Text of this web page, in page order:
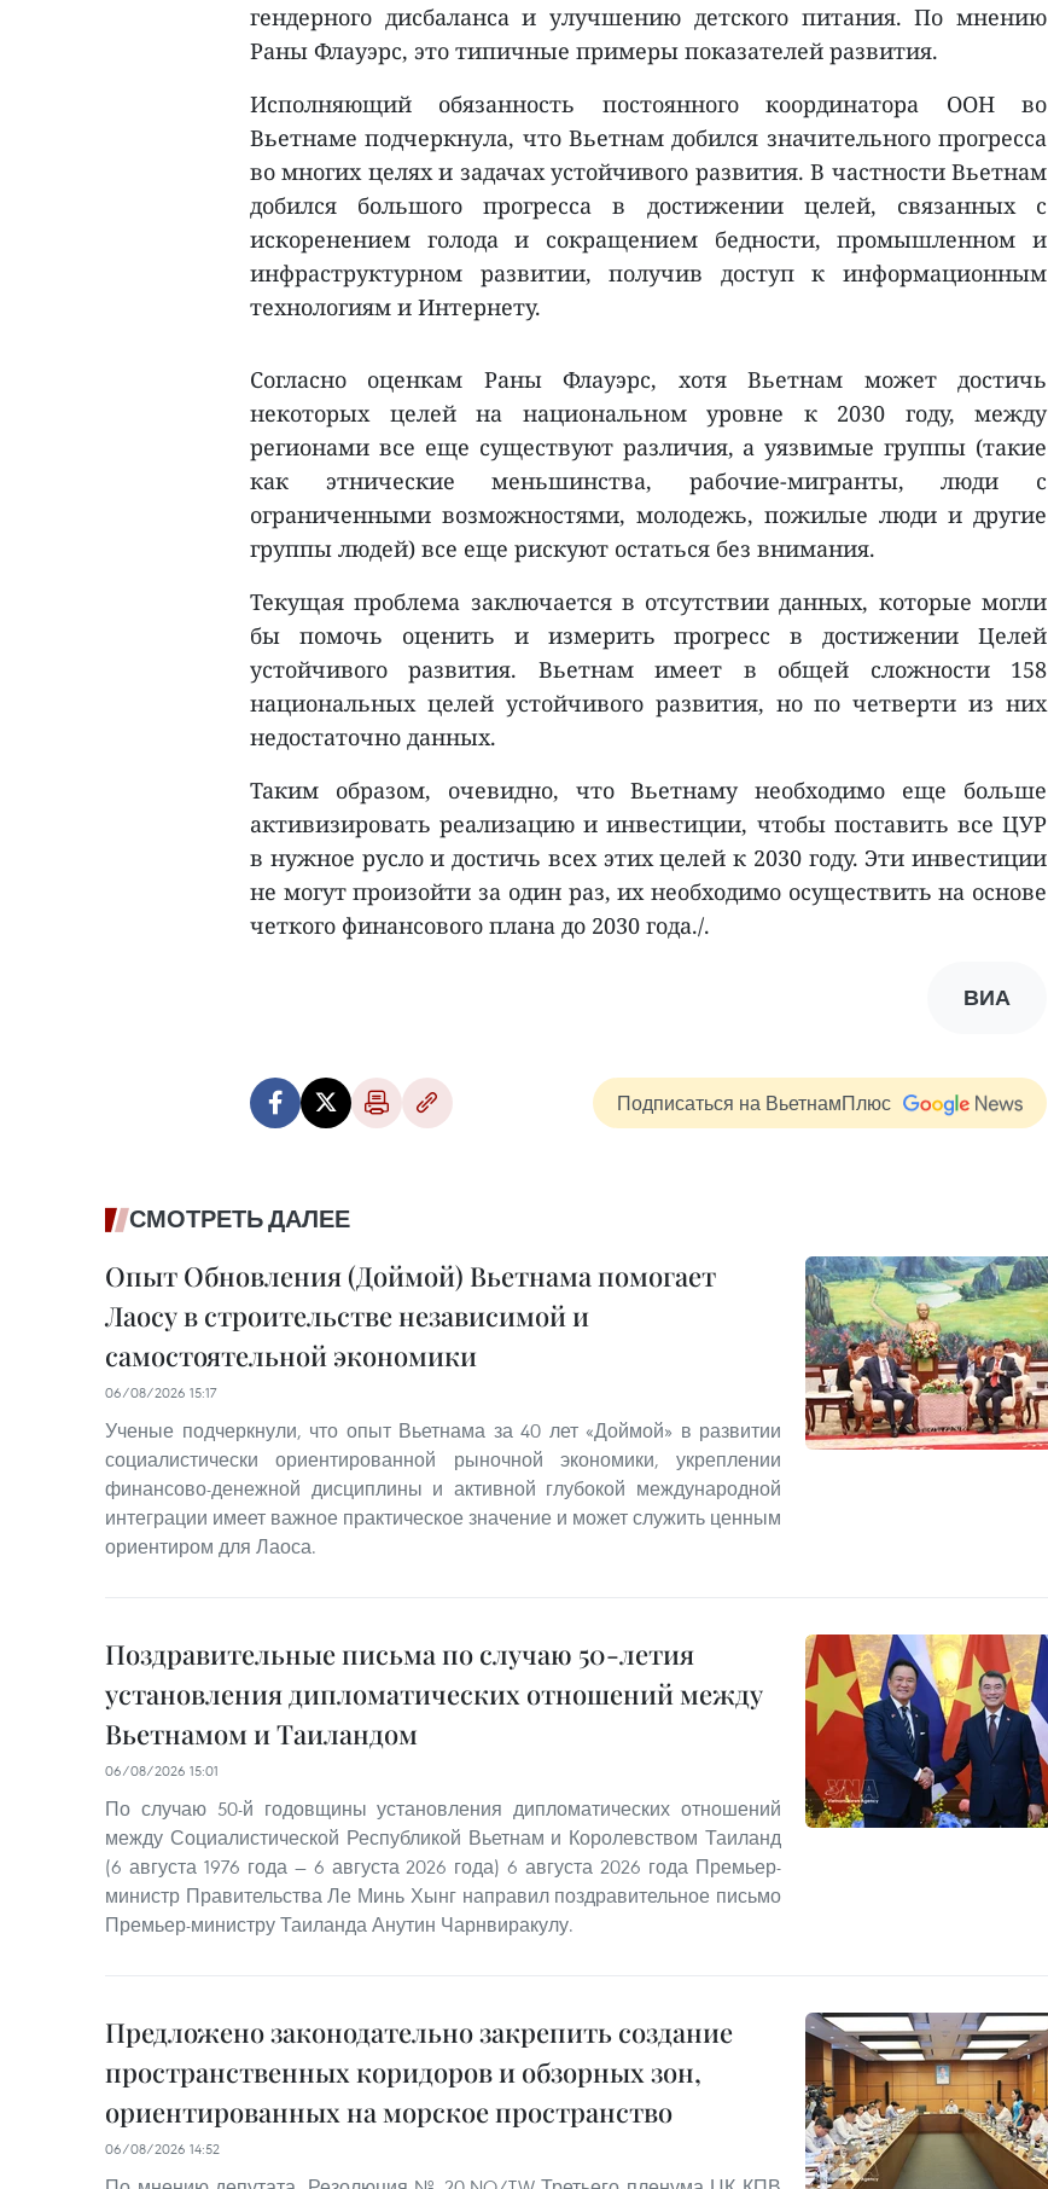
гендерного дисбаланса и улучшению детского питания. По мнению
Раны Флауэрс, это типичные примеры показателей развития.
Исполняющий обязанность постоянного координатора ООН во
Вьетнаме подчеркнула, что Вьетнам добился значительного прогресса
во многих целях и задачах устойчивого развития. В частности Вьетнам
добился большого прогресса в достижении целей, связанных с
искоренением голода и сокращением бедности, промышленном и
инфраструктурном развитии, получив доступ к информационным
технологиям и Интернету.
Согласно оценкам Раны Флауэрс, хотя Вьетнам может достичь
некоторых целей на национальном уровне к 2030 году, между
регионами все еще существуют различия, а уязвимые группы (такие
как этнические меньшинства, рабочие-мигранты, люди с
ограниченными возможностями, молодежь, пожилые люди и другие
группы людей) все еще рискуют остаться без внимания.
Текущая проблема заключается в отсутствии данных, которые могли
бы помочь оценить и измерить прогресс в достижении Целей
устойчивого развития. Вьетнам имеет в общей сложности 158
национальных целей устойчивого развития, но по четверти из них
недостаточно данных.
Таким образом, очевидно, что Вьетнаму необходимо еще больше
активизировать реализацию и инвестиции, чтобы поставить все ЦУР
в нужное русло и достичь всех этих целей к 2030 году. Эти инвестиции
не могут произойти за один раз, их необходимо осуществить на основе
четкого финансового плана до 2030 года./.
ВИА
Подписаться на ВьетнамПлюс
СМОТРЕТЬ ДАЛЕЕ
Опыт Обновления (Доймой) Вьетнама помогает
Лаосу в строительстве независимой и
самостоятельной экономики
06/08/2026 15:17
Ученые подчеркнули, что опыт Вьетнама за 40 лет «Доймой» в развитии
социалистически ориентированной рыночной экономики, укреплении
финансово-денежной дисциплины и активной глубокой международной
интеграции имеет важное практическое значение и может служить ценным
ориентиром для Лаоса.
Поздравительные письма по случаю 50-летия
установления дипломатических отношений между
Вьетнамом и Таиландом
06/08/2026 15:01
По случаю 50-й годовщины установления дипломатических отношений
между Социалистической Республикой Вьетнам и Королевством Таиланд
(6 августа 1976 года — 6 августа 2026 года) 6 августа 2026 года Премьер-
министр Правительства Ле Минь Хынг направил поздравительное письмо
Премьер-министру Таиланда Анутин Чарнвиракулу.
Предложено законодательно закрепить создание
пространственных коридоров и обзорных зон,
ориентированных на морское пространство
06/08/2026 14:52